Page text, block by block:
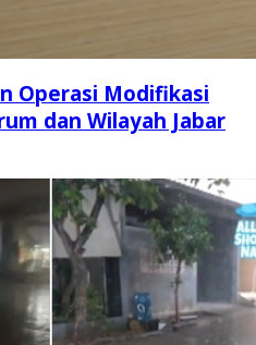
Operasi Modifikasi
dan Wilayah Jabar